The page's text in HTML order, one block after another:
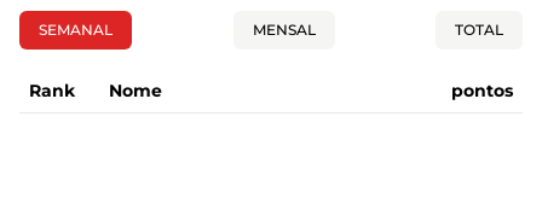
SEMANAL MENSAL TOTAL
Rank Nome pontos